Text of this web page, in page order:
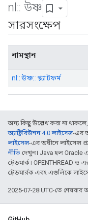
nl :: উষ্ণ
সারসংক্ষেপ
নামস্থান
nl:: উষ্ণ:: প্ল্যাটফর্ম
অন্য কিছু উল্লেখ করা না থাকলে,
অ্যাট্রিবিউশন 4.0 লাইসেন্স-এর
লাইসেন্স-এর অধীনে লাইসেন্স
নীতি দেখুন। Java হল Oracle
ট্রেডমার্ক। OPENTHREAD ও
ট্রেডমার্রক এবং এগুলিকে
2025-07-28 UTC-তে শেষবার